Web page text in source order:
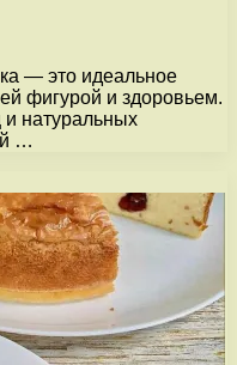
— это идеальное
фигурой и здоровьем.
и натуральных
…